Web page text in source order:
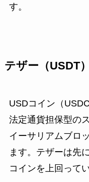
す。
テザー（USDT
USDコイン（
法定通貨担保型の
イーサリアムブロ
ます。テザーは先
コインを上回って